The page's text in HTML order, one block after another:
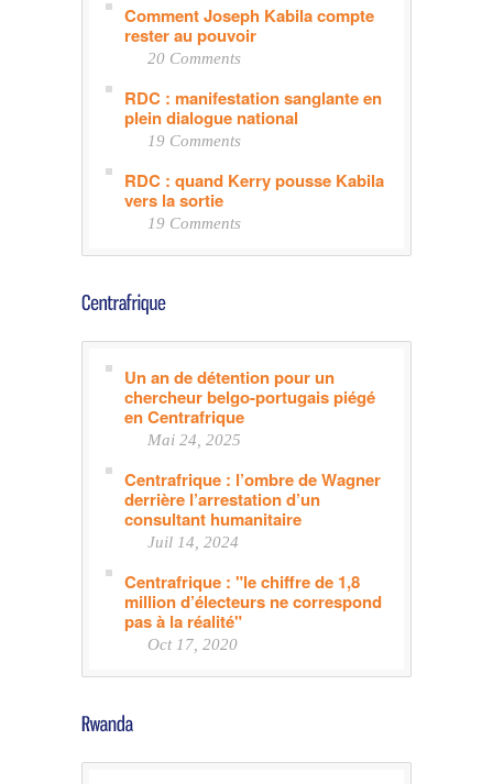
Comment Joseph Kabila compte
rester au pouvoir
20 Comments
RDC : manifestation sanglante en
plein dialogue national
19 Comments
RDC : quand Kerry pousse Kabila
vers la sortie
19 Comments
Un an de détention pour un
chercheur belgo-portugais piégé
en Centrafrique
Mai 24, 2025
Centrafrique : l’ombre de Wagner
derrière l’arrestation d’un
consultant humanitaire
Juil 14, 2024
Centrafrique : "le chiffre de 1,8
million d’électeurs ne correspond
pas à la réalité"
Oct 17, 2020